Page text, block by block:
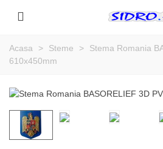
Acasa > Steme >
Stema Romania
610x450mm